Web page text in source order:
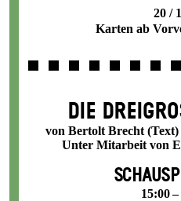
20 /
Karten ab
DIE
von Bertolt Brecht
Unter Mitarbeit von
15:00